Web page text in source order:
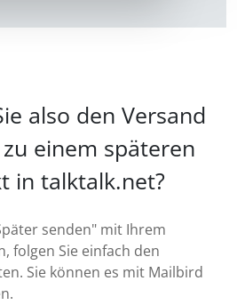
also den Versand
einem späteren
in talktalk.net?
senden" mit Ihrem
folgen Sie einfach den
Sie können es mit Mailbird